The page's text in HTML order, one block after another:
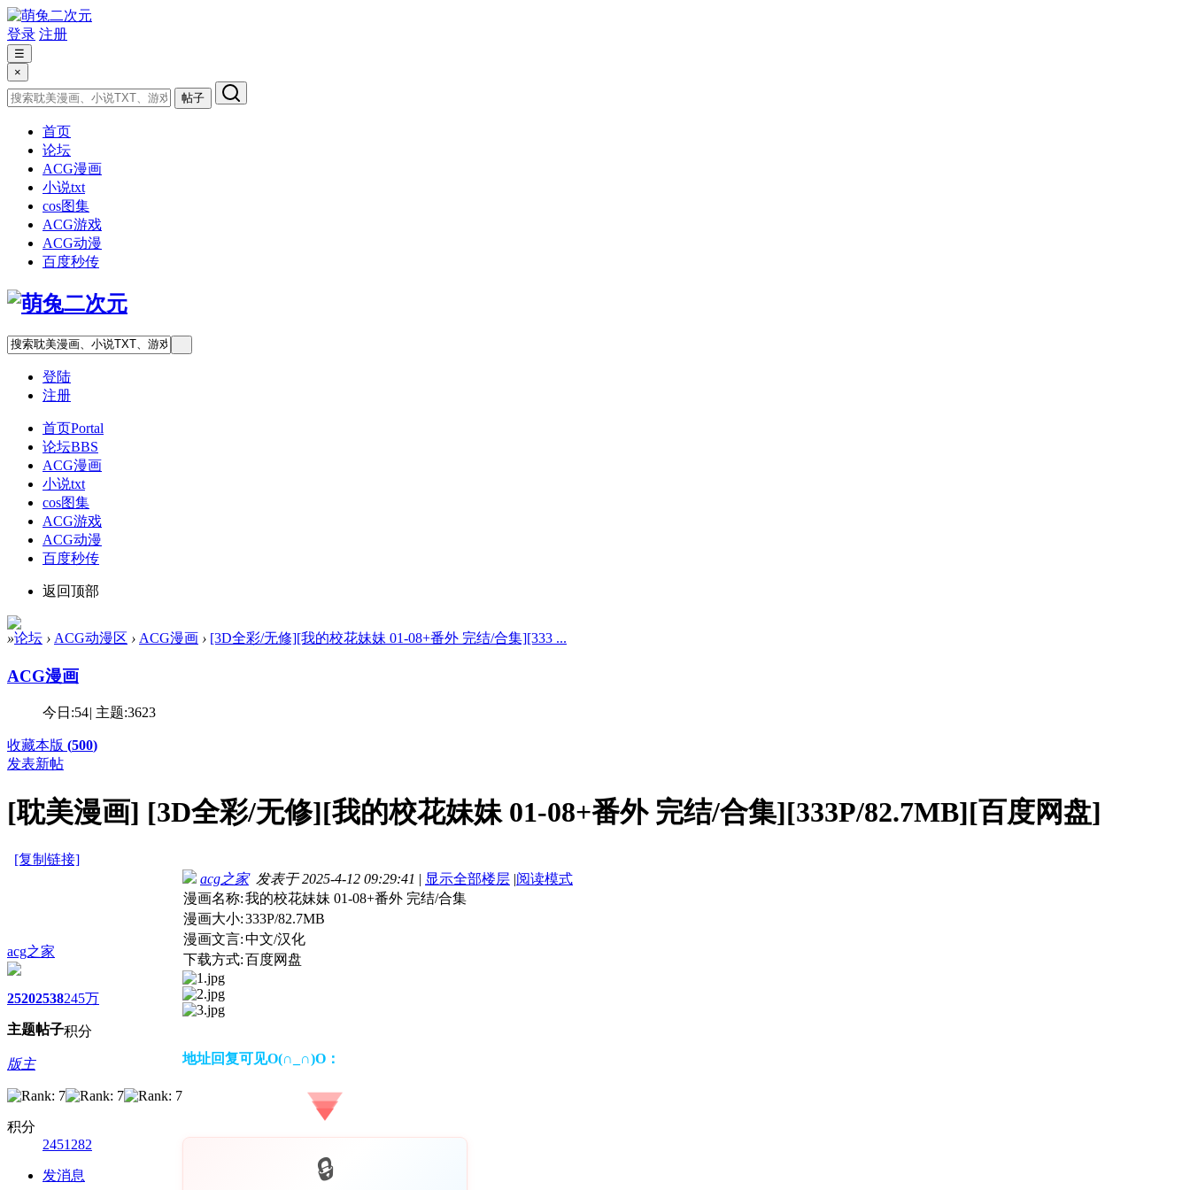
登录 注册
☰
×
帖子
首页
论坛
ACG漫画
小说txt
cos图集
ACG游戏
ACG动漫
百度秒传
登陆
注册
首页Portal
论坛BBS
ACG漫画
小说txt
cos图集
ACG游戏
ACG动漫
百度秒传
返回顶部
»论坛 › ACG动漫区 › ACG漫画 › [3D全彩/无修][我的校花妹妹 01-08+番外 完结/合集][333 ...
ACG漫画
今日:54| 主题:3623
收藏本版 (500)
发表新帖
[耽美漫画] [3D全彩/无修][我的校花妹妹 01-08+番外 完结/合集][333P/82.7MB][百度网盘]
[复制链接]
acg之家
2520
主题
2538
帖子
245万
积分
版主
积分
2451282
发消息
acg之家发表于 2025-4-12 09:29:41 | 显示全部楼层 |阅读模式
漫画名称:我的校花妹妹 01-08+番外 完结/合集
漫画大小:333P/82.7MB
漫画文言:中文/汉化
下载方式:百度网盘
地址回复可见O(∩_∩)O：